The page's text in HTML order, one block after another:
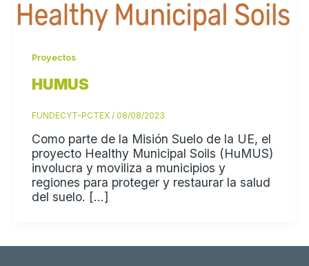
Proyectos
HUMUS
FUNDECYT-PCTEX / 08/08/2023
Como parte de la Misión Suelo de la UE, el
proyecto Healthy Municipal Soils (HuMUS)
involucra y moviliza a municipios y
regiones para proteger y restaurar la salud
del suelo. […]